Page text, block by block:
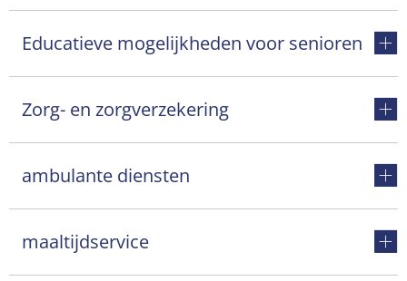
Educatieve mogelijkheden voor senioren
Zorg- en zorgverzekering
ambulante diensten
maaltijdservice